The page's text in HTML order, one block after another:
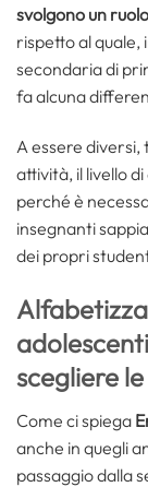
svolgono un
rispetto al quale,
secondaria di
fa alcuna
A essere diversi,
attività, il livello
perché è
insegnanti
dei propri
scegliere
Come ci spiega
anche in quegli
passaggio dalla